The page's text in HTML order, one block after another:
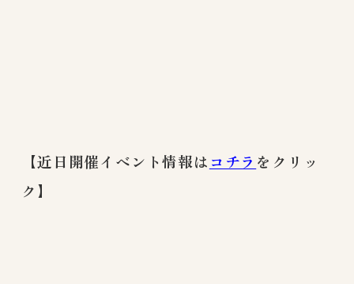
【近日開催イベント情報は コチラ をクリッ
ク】